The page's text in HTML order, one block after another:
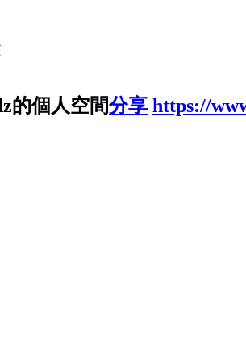
的個人空間分享 https://